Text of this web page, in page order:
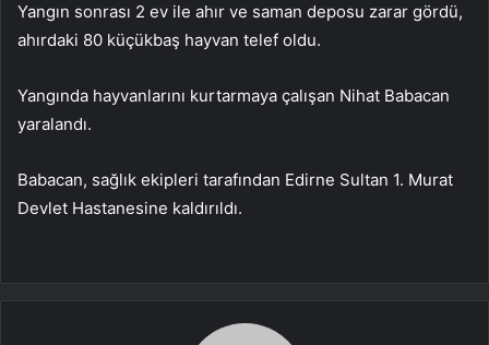
Yangın sonrası 2 ev ile ahır ve saman deposu zarar gördü,
ahırdaki 80 küçükbaş hayvan telef oldu.
Yangında hayvanlarını kurtarmaya çalışan Nihat Babacan
yaralandı.
Babacan, sağlık ekipleri tarafından Edirne Sultan 1. Murat
Devlet Hastanesine kaldırıldı.